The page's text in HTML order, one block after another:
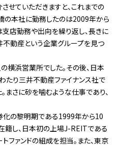
せていただきますと、これまでの
の本社に勤務したのは2009年から
店勤務や出向を繰り返し、長きに
不動産という企業グループを見つ
横浜営業所でした。その後、日本
たり三井不動産ファイナンス社で
まさに砂を噛むような仕事であり、
化の黎明期である1999年から10
籍し、日本初の上場J-REITである
ファンドの組成を担当。また、東京